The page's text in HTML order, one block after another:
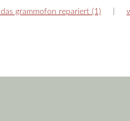
grammofon repariert (1)